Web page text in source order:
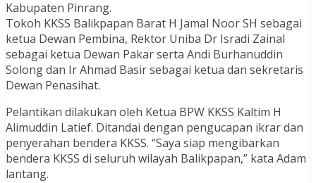
Kabupaten Pinrang.
Tokoh KKSS Balikpapan Barat H Jamal Noor SH sebagai
ketua Dewan Pembina, Rektor Uniba Dr Isradi Zainal
sebagai ketua Dewan Pakar serta Andi Burhanuddin
Solong dan Ir Ahmad Basir sebagai ketua dan sekretaris
Dewan Penasihat.
Pelantikan dilakukan oleh Ketua BPW KKSS Kaltim H
Alimuddin Latief. Ditandai dengan pengucapan ikrar dan
penyerahan bendera KKSS. “Saya siap mengibarkan
bendera KKSS di seluruh wilayah Balikpapan,” kata Adam
lantang.